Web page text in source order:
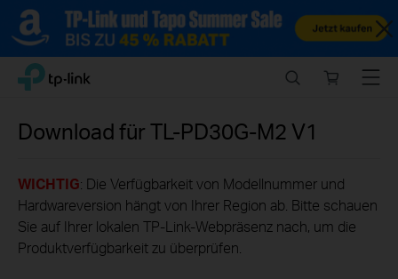
Close
Click
navigation
TP-Link, Reliably Smart
store
Menu
Download fürTL-PD30G-M2 V1
WICHTIG: Die Verfügbarkeit von Modellnummer und
Hardwareversion hängt von Ihrer Region ab. Bitte schauen
Sie auf Ihrer lokalen TP-Link-Webpräsenz nach, um die
Produktverfügbarkeit zu überprüfen.